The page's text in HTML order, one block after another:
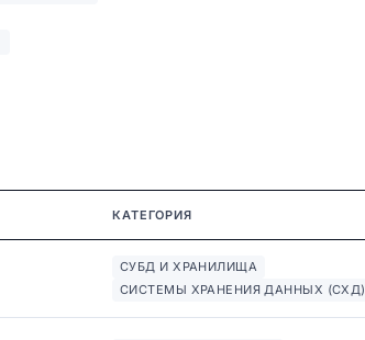
КАТЕГОРИЯ
СУБД И ХРАНИЛИЩА
СИСТЕМЫ ХРАНЕНИЯ ДАННЫХ (СХД)